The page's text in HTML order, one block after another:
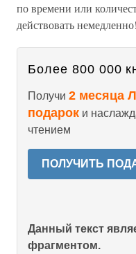
по времени или
действовать немедленно!
Более 800 000
Получи 2 месяца
подарок и
чтением
ПОЛУЧИТЬ
Данный текст
фрагментом.